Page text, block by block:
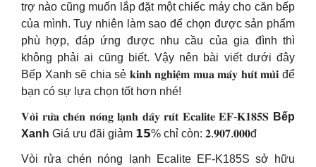
trợ nào cũng muốn lắp đặt một chiếc máy cho căn bếp
của mình. Tuy nhiên làm sao để chọn được sản phẩm
phù hợp, đáp ứng được nhu cầu của gia đình thì
không phải ai cũng biết. Vậy nên bài viết dưới đây
Bếp Xanh sẽ chia sẻ 𝐤𝐢𝐧𝐡 𝐧𝐠𝐡𝐢𝐞̣̂𝐦 𝐦𝐮𝐚 𝐦𝐚́𝐲 𝐡𝐮́𝐭 𝐦𝐮̀𝐢 để
bạn có sự lựa chọn tốt hơn nhé!
𝐕𝐨̀𝐢 𝐫𝐮̛̉𝐚 𝐜𝐡𝐞́𝐧 𝐧𝐨́𝐧𝐠 𝐥𝐚̣𝐧𝐡 𝐝𝐚̂𝐲 𝐫𝐮́𝐭 𝐄𝐜𝐚𝐥𝐢𝐭𝐞 𝐄𝐅-𝐊𝟏𝟖𝟓𝐒 Bếp
Xanh Giá ưu đãi giảm 𝟭𝟱% chỉ còn: 𝟐.𝟗𝟎𝟕.𝟎𝟎𝟎đ
Vòi rửa chén nóng lạnh Ecalite EF-K185S sở hữu